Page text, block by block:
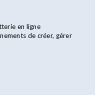
en ligne
de créer, gérer